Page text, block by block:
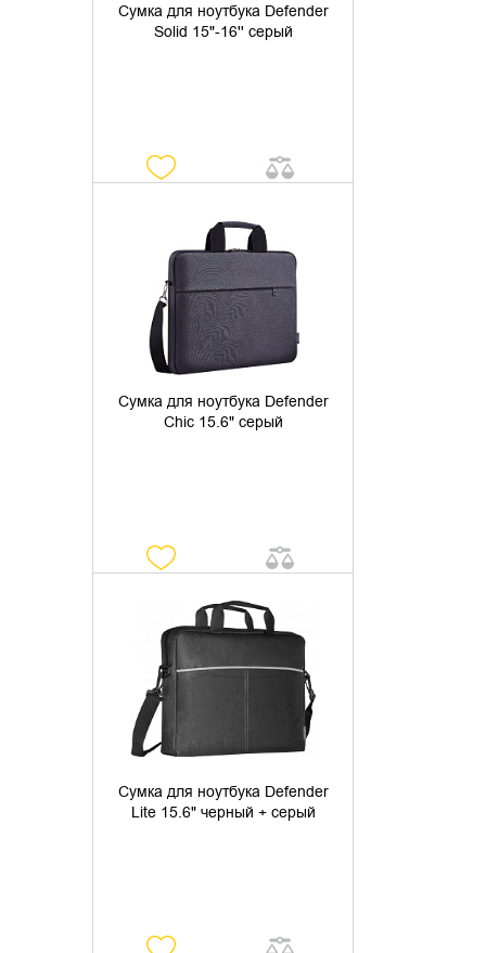
Сумка для ноутбука Defender
Solid 15"-16'' серый
Сумка для ноутбука Defender
Chic 15.6" серый
УТОЧНИТЬ НАЛИЧИЕ
Сумка для ноутбука Defender
Lite 15.6" черный + серый
УТОЧНИТЬ НАЛИЧИЕ